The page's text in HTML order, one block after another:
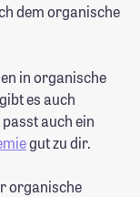
dem organische
in organische
es auch
auch ein
gut zu dir.
organische